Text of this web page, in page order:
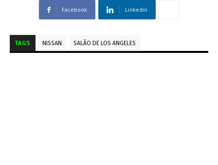
Facebook Linkedin
TAGS NISSAN SALÃO DE LOS ANGELES